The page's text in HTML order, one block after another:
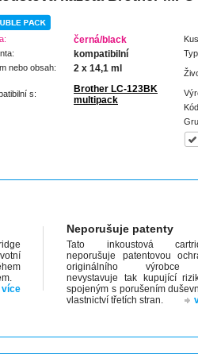
černá/black
kompatibilní
nebo obsah: 2 x 14,1 ml
s:
Brother LC-123BK
multipack
více
Neporušuje patenty
Tato inkoustová
neporušuje patentovou
originálního
nevystavuje tak kupující
spojeným s porušením
vlastnictví třetích stran.